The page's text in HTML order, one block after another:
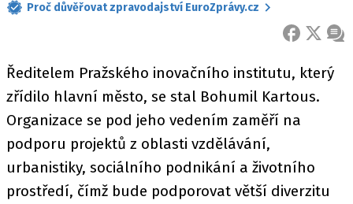
Proč důvěřovat zpravodajství EuroZprávy.cz
FACEBOOK
X
Ředitelem Pražského inovačního institutu, který
zřídilo hlavní město, se stal Bohumil Kartous.
Organizace se pod jeho vedením zaměří na
podporu projektů z oblasti vzdělávání,
urbanistiky, sociálního podnikání a životního
prostředí, čímž bude podporovat větší diverzitu